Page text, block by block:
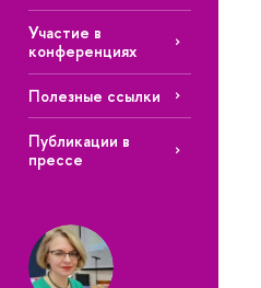
Участие в
конференциях
Полезные ссылки
Публикации в
прессе